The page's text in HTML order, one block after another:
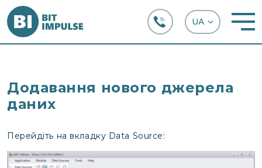
Додавання нового джерела
даних
Перейдіть на вкладку Data Source: